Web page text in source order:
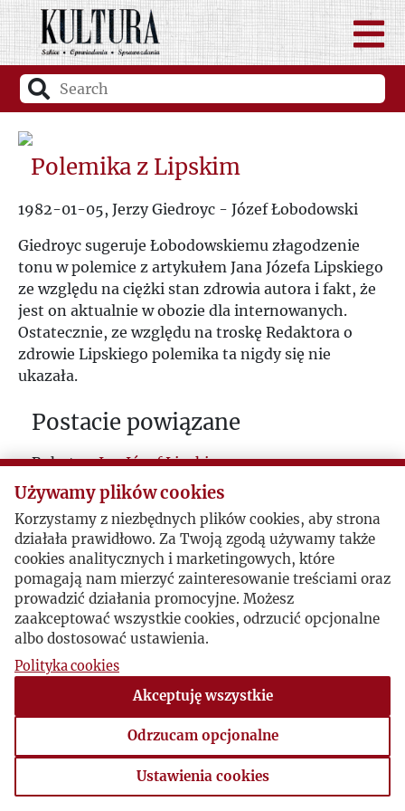
Polemika z Lipskim
1982-01-05, Jerzy Giedroyc - Józef Łobodowski
Giedroyc sugeruje Łobodowskiemu złagodzenie
tonu w polemice z artykułem Jana Józefa Lipskiego
ze względu na ciężki stan zdrowia autora i fakt, że
jest on aktualnie w obozie dla internowanych.
Ostatecznie, ze względu na troskę Redaktora o
zdrowie Lipskiego polemika ta nigdy się nie
ukazała.
Postacie powiązane
Bohater:Jan Józef Lipski
Używamy plików cookies
Korzystamy z niezbędnych plików cookies, aby strona
działała prawidłowo. Za Twoją zgodą używamy także
cookies analitycznych i marketingowych, które
pomagają nam mierzyć zainteresowanie treściami oraz
prowadzić działania promocyjne. Możesz
zaakceptować wszystkie cookies, odrzucić opcjonalne
albo dostosować ustawienia.
Polityka cookies
Akceptuję wszystkie
Odrzucam opcjonalne
Ustawienia cookies
Ustawienia cookies